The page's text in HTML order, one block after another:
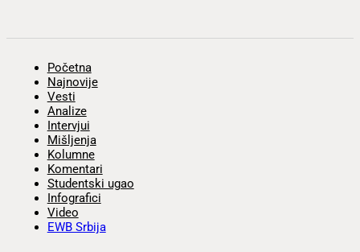
Početna
Najnovije
Vesti
Analize
Intervjui
Mišljenja
Kolumne
Komentari
Studentski ugao
Infografici
Video
EWB Srbija